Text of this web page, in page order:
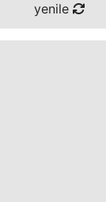
yenile